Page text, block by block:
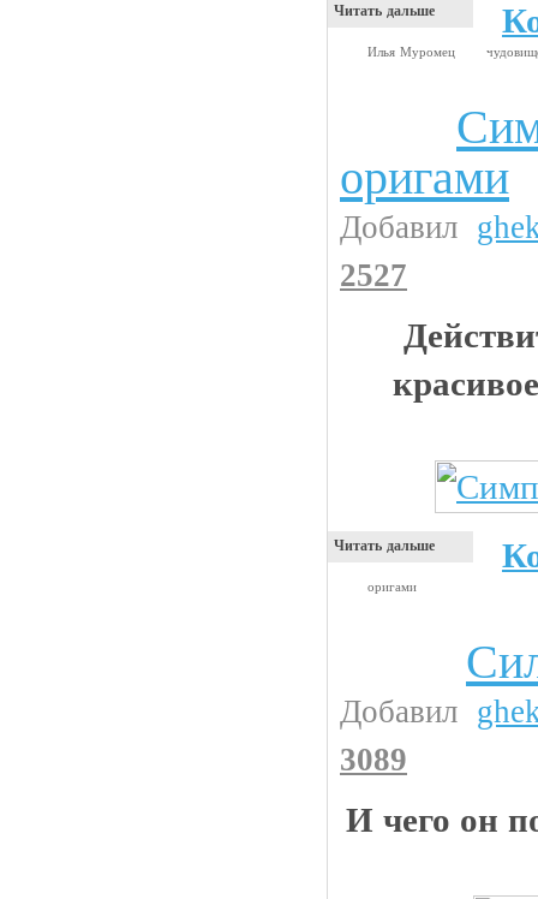
Читать дальше
Илья Муромец
оригами
Добавил
2527
Читать дальше
оригами
Добавил
3089
И чего он